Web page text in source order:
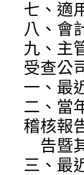
七、適
八、會
九、主
受查公
一、最
二、當
稽核報
三、最